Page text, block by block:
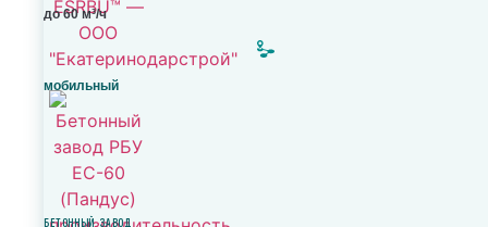
до 60 м³/ч
мобильный
БЕТОННЫЙ ЗАВОД